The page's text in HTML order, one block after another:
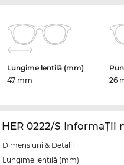
Lungime lentilă (mm)
47 mm
26
HER 0222/S InformaŢii
Dimensiuni & Detalii
Lungime lentilă (mm)